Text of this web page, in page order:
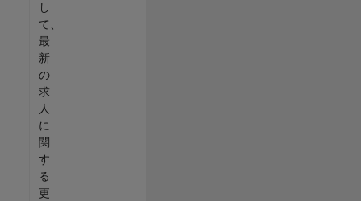
し
て、
最
新
の
求
人
に
関
す
る
更